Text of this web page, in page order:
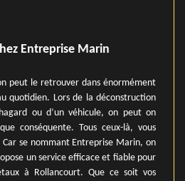
Entreprise Marin
peut le retrouver dans énormément
quotidien. Lors de la déconstruction
ou d’un véhicule, on peut on
conséquente. Tous ceux-là, vous
Car se nommant Entreprise Marin, on
un service efficace et fiable pour
à Rollancourt. Que ce soit vos